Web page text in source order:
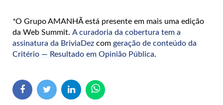
*O Grupo AMANHÃ está presente em mais uma edição
da Web Summit. A curadoria da cobertura tem a
assinatura da BriviaDez com geração de conteúdo da
Critério — Resultado em Opinião Pública.